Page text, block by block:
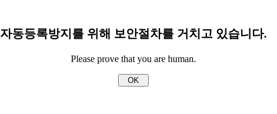
자동등록방지를 위해 보안절차를 거치고 있습니다.
Please prove that you are human.